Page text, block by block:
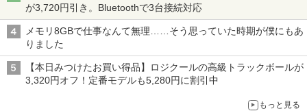
￥17,600
4
【中古】Dospara◆デスクトップPC/Cor
e i5/16GB/2019年/HB//【パソコン】
【当日発送】I-O DATA アイ・オー・デー
タ 5年保証 3辺フレームレス&広視野角A
インチ相当 PCモニター LCD-A241DB L
CDA241DB 【NE直】
4
に魔術を極めます（24） 【電子書籍】[
石沢庸介 ]
【3千円以上送料無料】新装版 沈黙の艦
が3,720円引き。Bluetoothで3台接続対応
メモリ8GBで仕事なんて無理……そう思っていた時期が僕にもあ
りました
【本日みつけたお買い得品】ロジクールの高級トラックボールが
3,320円オフ！定番モデルも5,280円に割引中
もっと見る